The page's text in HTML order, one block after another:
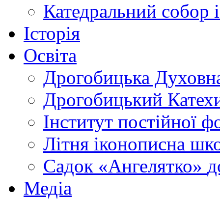
Катедральний собор
Історія
Освіта
Дрогобицька
Дрогобицький
Інститут постійної
Літня іконописна
Садок «Ангелятко»
Медіа